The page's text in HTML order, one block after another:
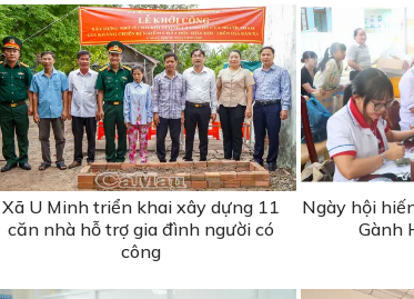
Xã U Minh triển khai xây dựng 11
căn nhà hỗ trợ gia đình người có
công
Ngày hội
Gành